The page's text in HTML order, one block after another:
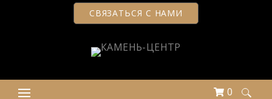
СВЯЗАТЬСЯ С НАМИ
0